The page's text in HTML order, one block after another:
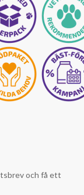
och få ett